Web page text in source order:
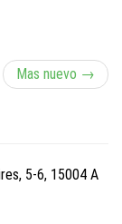
Mas nuevo →
5-6, 15004 A